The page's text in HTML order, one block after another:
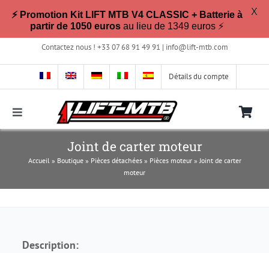
au
Contactez nous ! +33 07 68 91 49 91 | info@lift-mtb.com
Détails du compte
Toggle
Navigation
Compatible avec mon vélo ?
Joint de carter moteur
Accueil» Boutique» Pièces détachées» Pièces moteur»Joint de carter
moteur
Description:
⚡ Promotion Kit LIFT MTB V4 CLASSIC + Batterie à
partir de 1050 euros au lieu de 1349 euros ⚡
X